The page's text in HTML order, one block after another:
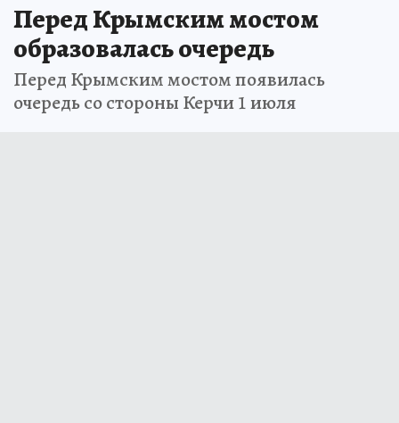
Перед Крымским мостом
образовалась очередь
Перед Крымским мостом появилась
очередь со стороны Керчи 1 июля